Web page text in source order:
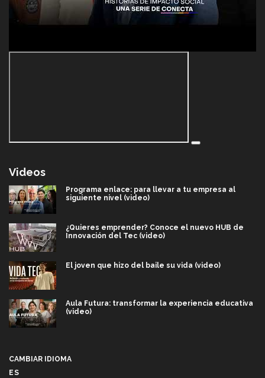
Videos
Programa enlace: para llevar a tu empresa al
siguiente nivel (video)
¿Quieres emprender? Conoce el nuevo HUB de
Innovación del Tec (video)
El joven que hizo del baile su vida (video)
Aula Futura: transformar la experiencia educativa
(video)
CAMBIAR IDIOMA
ES